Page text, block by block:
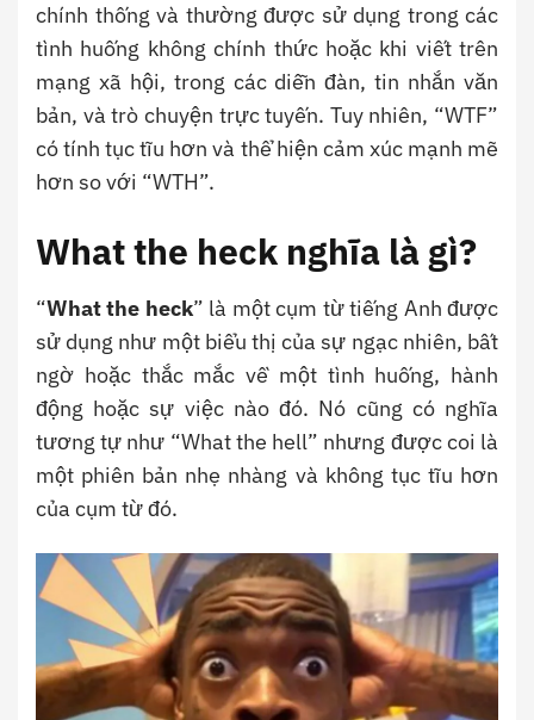
chính thống và thường được sử dụng trong các
tình huống không chính thức hoặc khi viết trên
mạng xã hội, trong các diễn đàn, tin nhắn văn
bản, và trò chuyện trực tuyến. Tuy nhiên, “WTF”
có tính tục tĩu hơn và thể hiện cảm xúc mạnh mẽ
hơn so với “WTH”.
What the heck nghĩa là gì?
“What the heck” là một cụm từ tiếng Anh được
sử dụng như một biểu thị của sự ngạc nhiên, bất
ngờ hoặc thắc mắc về một tình huống, hành
động hoặc sự việc nào đó. Nó cũng có nghĩa
tương tự như “What the hell” nhưng được coi là
một phiên bản nhẹ nhàng và không tục tĩu hơn
của cụm từ đó.